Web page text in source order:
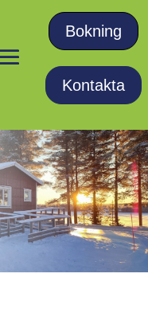
Bokning
Kontakta